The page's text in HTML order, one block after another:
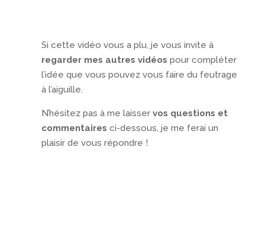
Si cette vidéo vous a plu, je vous invite à
regarder mes autres vidéos pour compléter
l’idée que vous pouvez vous faire du feutrage
à l’aiguille.
N’hésitez pas à me laisservos questions et
commentaires ci-dessous, je me ferai un
plaisir de vous répondre !